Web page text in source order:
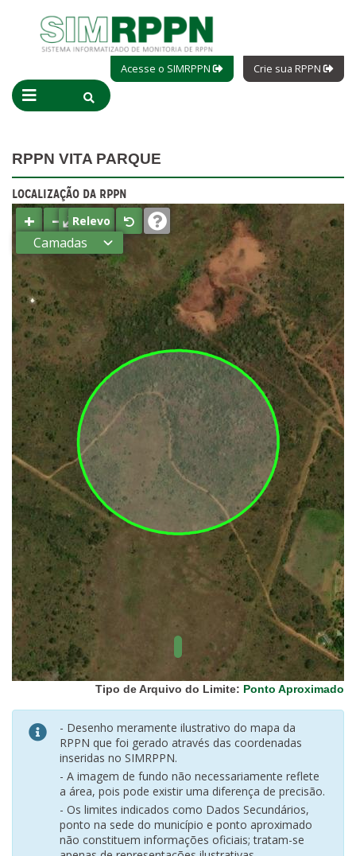
Acesse o SIMRPPN Crie sua RPPN
RPPN VITA PARQUE
LOCALIZAÇÃO DA RPPN
+ −⤢Relevo
Camadas
Municípios
Terras
indígenas
(FUNAI)
UC Federal
UC Estaduais
UC
Municipais
Hidrografia
1:1.000.000
(ANA)
Biomas
(IBGE)
Vegetação
(IBGE)
Rodovias
(IBGE)
Relevo
(IBGE)
Tipo de Arquivo do Limite: Ponto Aproximado
- Desenho meramente ilustrativo do mapa da
RPPN que foi gerado através das coordenadas
inseridas no SIMRPPN.
- A imagem de fundo não necessariamente reflete
a área, pois pode existir uma diferença de precisão.
- Os limites indicados como Dados Secundários,
ponto na sede do município e ponto aproximado
não constituem informações oficiais; tratam-se